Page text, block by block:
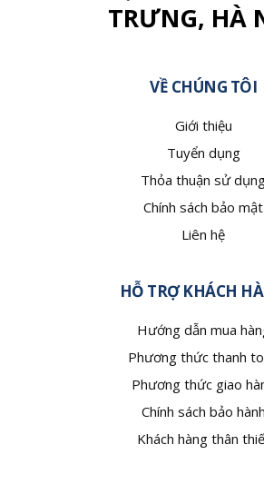
TRƯNG, HÀ
VỀ CHÚNG TÔI
Giới thiệu
Tuyển dụng
Thỏa thuận sử
Chính sách bảo mật
Liên hệ
HỖ TRỢ KHÁCH
Hướng dẫn mua
Phương thức thanh
Phương thức giao
Chính sách bảo hành
Khách hàng thân